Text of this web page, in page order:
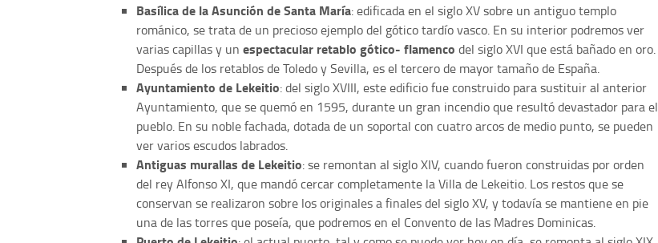
Basílica de la Asunción de Santa María: edificada en el siglo XV sobre un antiguo templo
románico, se trata de un precioso ejemplo del gótico tardío vasco. En su interior podremos ver
varias capillas y un espectacular retablo gótico- flamenco del siglo XVI que está bañado en oro.
Después de los retablos de Toledo y Sevilla, es el tercero de mayor tamaño de España.
Ayuntamiento de Lekeitio: del siglo XVIII, este edificio fue construido para sustituir al anterior
Ayuntamiento, que se quemó en 1595, durante un gran incendio que resultó devastador para el
pueblo. En su noble fachada, dotada de un soportal con cuatro arcos de medio punto, se pueden
ver varios escudos labrados.
Antiguas murallas de Lekeitio: se remontan al siglo XIV, cuando fueron construidas por orden
del rey Alfonso XI, que mandó cercar completamente la Villa de Lekeitio. Los restos que se
conservan se realizaron sobre los originales a finales del siglo XV, y todavía se mantiene en pie
una de las torres que poseía, que podremos en el Convento de las Madres Dominicas.